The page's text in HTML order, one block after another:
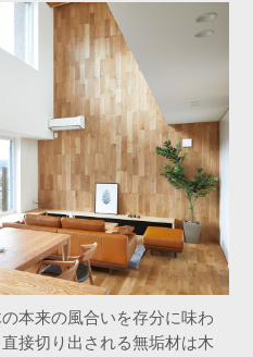
本来の風合いを存分に味わ
接切り出される無垢材は木